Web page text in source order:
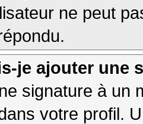
ne peut
je ajouter une
signature à un
votre profil.